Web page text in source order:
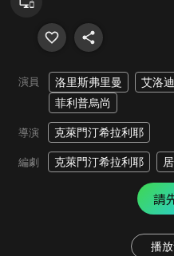
演員 洛里斯弗里曼 艾洛
菲利普烏尚
導演 克萊門汀希拉利耶
編劇 克萊門汀希拉利耶
請
播